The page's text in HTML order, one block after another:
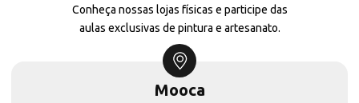
Conheça nossas lojas físicas e participe das
aulas exclusivas de pintura e artesanato.
Mooca